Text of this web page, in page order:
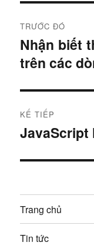
i
ề
u
h
ư
ớ
g
b
TRƯỚC ĐÓ
B
à
t
r
ư
ớ
c
Nhận biết
trên các
KẾ TIẾP
B
i
i
ế
JavaScript
Trang chủ
Tin tức